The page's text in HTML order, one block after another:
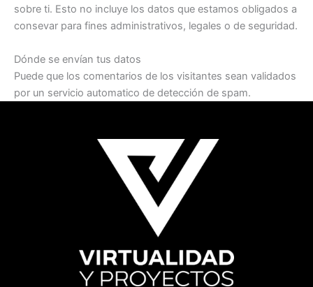
sobre ti. Esto no incluye los datos que estamos obligados a
consevar para fines administrativos, legales o de seguridad.
Dónde se envían tus datos
Puede que los comentarios de los visitantes sean validados
por un servicio automatico de detección de spam.